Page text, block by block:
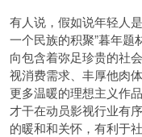
有人说，假如说年轻人
一个民族的积聚”暮年题
向包含着弥足珍贵的社
视消费需求、丰厚他肉
更多温暖的理想主义作
才干在动员影视行业有
的暖和和关怀，有利于